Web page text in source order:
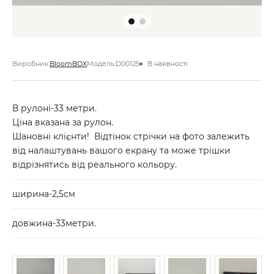
Виробник:BloomBOXМодель:D00125 В наявності
В рулоні-33 метри.
Ціна вказана за рулон.
Шановні клієнти! Відтінок стрічки на фото залежить
від налаштувань вашого екрану та може трішки
відрізнятись від реального кольору.
ширина-2,5см
довжина-33метри.